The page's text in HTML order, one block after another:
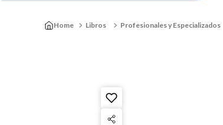
Libros Profesionales y Especializados